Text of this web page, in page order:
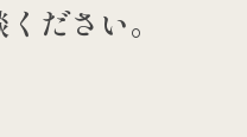
ださい。